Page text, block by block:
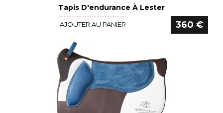
Voir le détail
Tapis D'endurance À Lester
AJOUTER AU PANIER 360 €